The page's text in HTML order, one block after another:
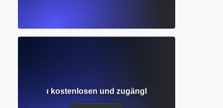
Leitfaden zu kostenlosen und zugänglichen